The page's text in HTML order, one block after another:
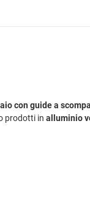
con guide a
prodotti in alluminio